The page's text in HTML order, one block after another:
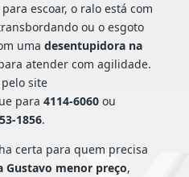
escoar, o ralo está com
ou o esgoto
uma desentupidora na
atender com agilidade.
pelo site
para 4114-6060ou
1856.
certa para quem precisa
Gustavo menor preço,